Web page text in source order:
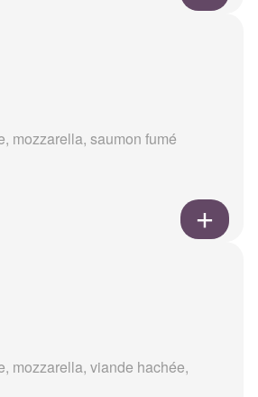
mozzarella, saumon fumé
mozzarella, viande hachée,